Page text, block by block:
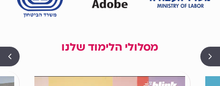
מסלולי הלימוד שלנו